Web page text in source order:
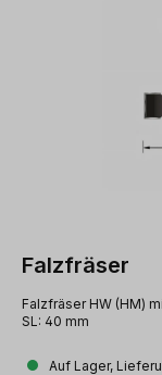
Falzfräser
Falzfräser HW (HM)
SL: 40 mm
Auf Lager,